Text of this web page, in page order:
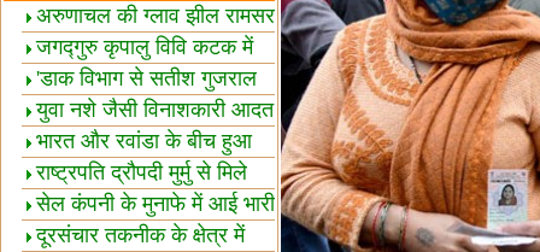
अरुणाचल की ग्लाव झील रामसर
स्थल घोषित
जगद्गुरु कृपालु विवि कटक में
शैक्षिक सत्र शुरू
'डाक विभाग से सतीश गुजराल
का रिश्ता गहरा'
युवा नशे जैसी विनाशकारी आदत
से दूर रहें-मोदी
भारत और रवांडा के बीच हुआ
व्यापार विस्तार
राष्ट्रपति द्रौपदी मुर्मु से मिले
बस्तर के प्रतिनिधि
सेल कंपनी के मुनाफे में आई भारी
उछाल!
दूरसंचार तकनीक के क्षेत्र में